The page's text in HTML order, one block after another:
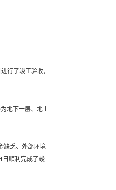
行了竣工验收，
地下一层、地上
缺乏、外部环境
日顺利完成了竣